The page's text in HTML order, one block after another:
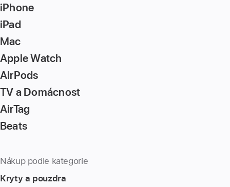
iPhone
iPad
Mac
Apple Watch
AirPods
TV a Domácnost
AirTag
Beats
Nákup podle kategorie
Kryty a pouzdra